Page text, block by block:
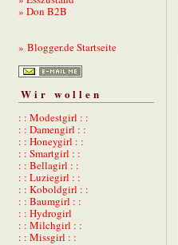
» Don B2B
» Blogger.de Startseite
Wir wollen
: : Modestgirl : :
: : Damengirl : :
: : Honeygirl : :
: : Smartgirl : :
: : Bellagirl : :
: : Luziegirl : :
: : Koboldgirl : :
: : Baumgirl : :
: : Hydrogirl
: : Milchgirl : :
: : Missgirl : :